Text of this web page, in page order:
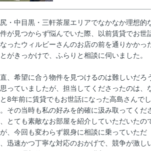
・中目黒・三軒茶屋エリアでなかなか理想的
が見つからず悩んでいた際、以前賃貸でお世
ったウィルビーさんのお店の前を通りかかっ
がきっかけで、ふらりと相談に伺いました。
、希望に合う物件を見つけるのは難しいだろ
っていましたが、担当してくださったのは、
8年前に賃貸でもお世話になった高島さんでし
その当時も私の好みを的確に汲み取ってくだ
、とても素敵なお部屋を紹介していただいたの
、今回も変わらず親身に相談に乗っていただ
迅速かつ丁寧な対応のおかげで、競争が激し